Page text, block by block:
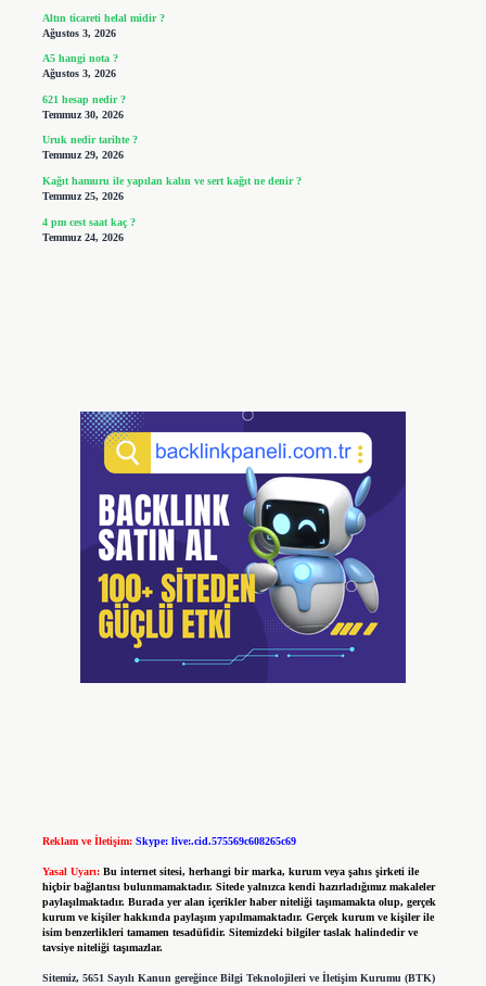
Altın ticareti helal midir ?
Ağustos 3, 2026
A5 hangi nota ?
Ağustos 3, 2026
621 hesap nedir ?
Temmuz 30, 2026
Uruk nedir tarihte ?
Temmuz 29, 2026
Kağıt hamuru ile yapılan kalın ve sert kağıt ne denir ?
Temmuz 25, 2026
4 pm cest saat kaç ?
Temmuz 24, 2026
Reklam ve İletişim: Skype: live:.cid.575569c608265c69
Yasal Uyarı: Bu internet sitesi, herhangi bir marka, kurum veya şahıs şirketi ile
hiçbir bağlantısı bulunmamaktadır. Sitede yalnızca kendi hazırladığımız makaleler
paylaşılmaktadır. Burada yer alan içerikler haber niteliği taşımamakta olup, gerçek
kurum ve kişiler hakkında paylaşım yapılmamaktadır. Gerçek kurum ve kişiler ile
isim benzerlikleri tamamen tesadüfidir. Sitemizdeki bilgiler taslak halindedir ve
tavsiye niteliği taşımazlar.
Sitemiz, 5651 Sayılı Kanun gereğince Bilgi Teknolojileri ve İletişim Kurumu (BTK)